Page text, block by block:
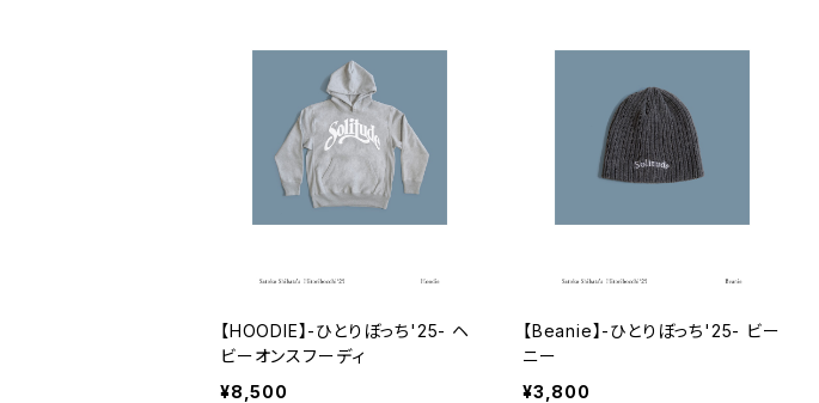
【HOODIE】-ひとりぼっち'25- ヘ
ビーオンスフーディ
¥8,500
【Beanie】-ひとりぼっち'25- ビー
ニー
¥3,800